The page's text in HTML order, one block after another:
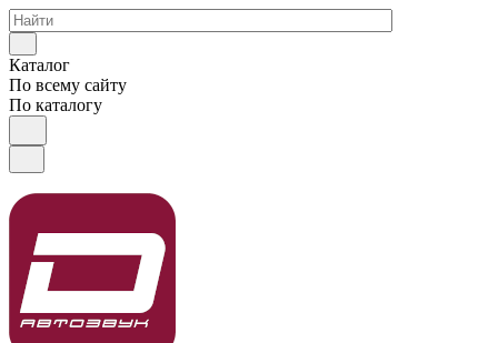
Каталог
По всему сайту
По каталогу